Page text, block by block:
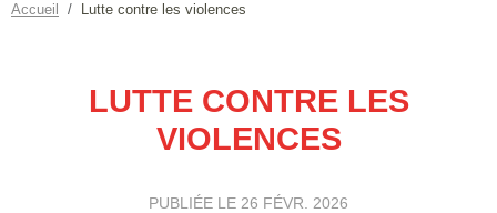
Accueil Lutte contre les violences
LUTTE CONTRE LES
VIOLENCES
PUBLIÉE LE 26 FÉVR. 2026